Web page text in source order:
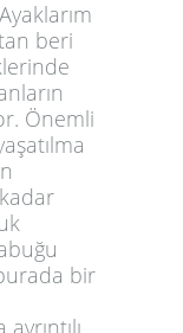
beri
Önemli
bir